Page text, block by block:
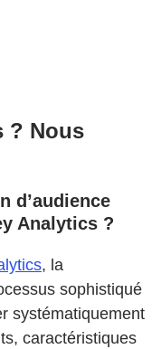
? Nous
d’audience
Analytics ?
, la
sophistiqué
systématiquement
caractéristiques